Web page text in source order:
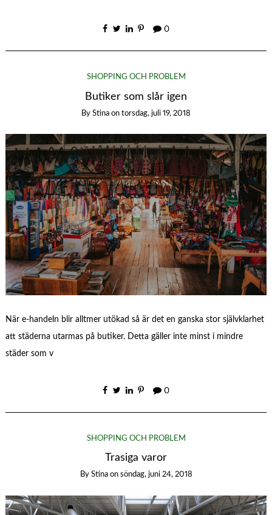
0
SHOPPING OCH PROBLEM
Butiker som slår igen
By Stina on torsdag, juli 19, 2018
När e-handeln blir alltmer utökad så är det en ganska stor självklarhet
att städerna utarmas på butiker. Detta gäller inte minst i mindre
städer som v
0
SHOPPING OCH PROBLEM
Trasiga varor
By Stina on söndag, juni 24, 2018